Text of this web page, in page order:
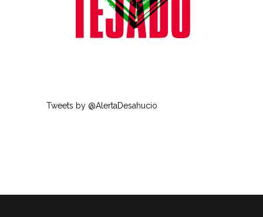
Tweets by @AlertaDesahucio